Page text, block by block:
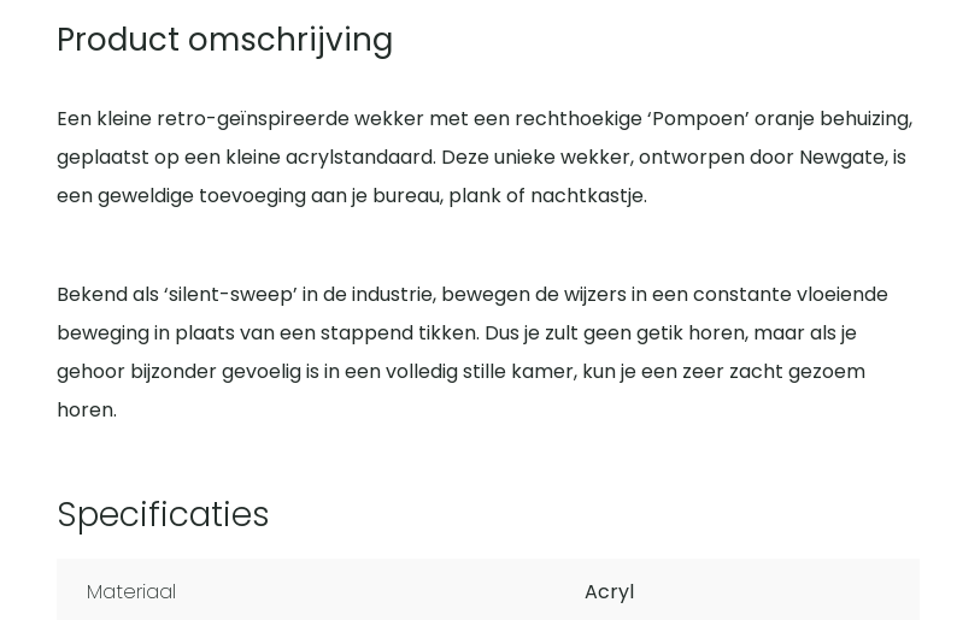
Product omschrijving
Een kleine retro-geïnspireerde wekker met een rechthoekige ‘Pompoen’ oranje behuizing,
geplaatst op een kleine acrylstandaard. Deze unieke wekker, ontworpen door Newgate, is
een geweldige toevoeging aan je bureau, plank of nachtkastje.
Bekend als ‘silent-sweep’ in de industrie, bewegen de wijzers in een constante vloeiende
beweging in plaats van een stappend tikken. Dus je zult geen getik horen, maar als je
gehoor bijzonder gevoelig is in een volledig stille kamer, kun je een zeer zacht gezoem
horen.
Specificaties
Materiaal Acryl